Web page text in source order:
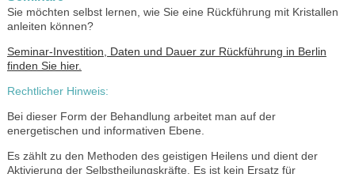
Sie möchten selbst lernen, wie Sie eine Rückführung mit Kristallen
anleiten können?
Seminar-Investition, Daten und Dauer zur Rückführung in Berlin
finden Sie hier.
Rechtlicher Hinweis:
Bei dieser Form der Behandlung arbeitet man auf der
energetischen und informativen Ebene.
Es zählt zu den Methoden des geistigen Heilens und dient der
Aktivierung der Selbstheilungskräfte. Es ist kein Ersatz für